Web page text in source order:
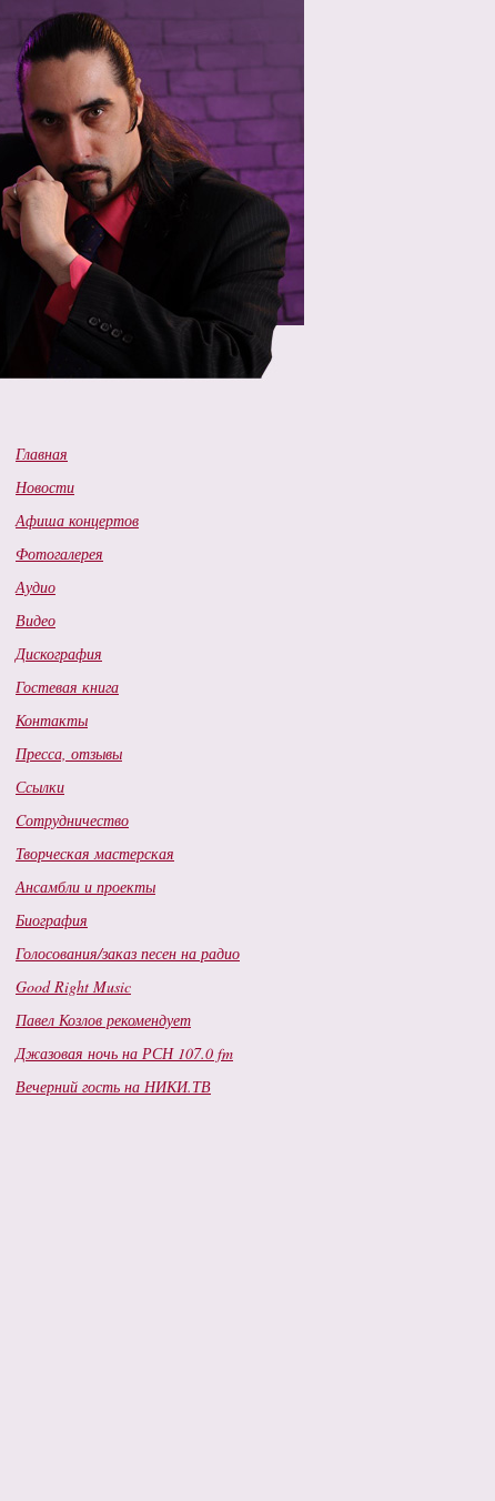
Главная
Новости
Афиша концертов
Фотогалерея
Аудио
Видео
Дискография
Гостевая книга
Контакты
Пресса, отзывы
Ссылки
Cотрудничество
Творческая мастерская
Ансамбли и проекты
Биография
Голосования/заказ песен на радио
Good Right Music
Павел Козлов рекомендует
Джазовая ночь на РСН 107.0 fm
Вечерний гость на НИКИ.ТВ